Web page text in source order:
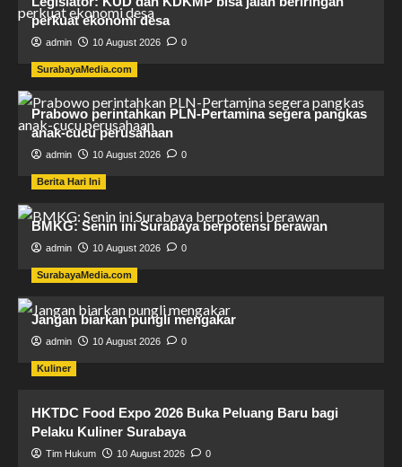
perkuat ekonomi desa
admin 10 August 2026 0
SurabayaMedia.com
Prabowo perintahkan PLN-Pertamina segera pangkas
anak-cucu perusahaan
admin 10 August 2026 0
Berita Hari Ini
BMKG: Senin ini Surabaya berpotensi berawan
admin 10 August 2026 0
SurabayaMedia.com
Jangan biarkan pungli mengakar
admin 10 August 2026 0
Kuliner
HKTDC Food Expo 2026 Buka Peluang Baru bagi
Pelaku Kuliner Surabaya
Tim Hukum 10 August 2026 0